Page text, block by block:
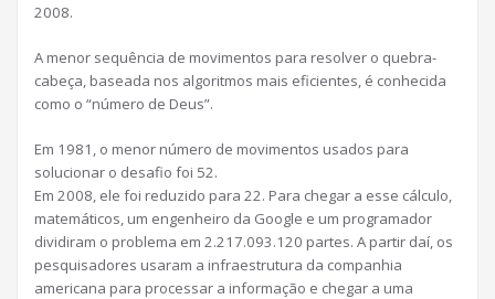
2008.
A menor sequência de movimentos para resolver o quebra-
cabeça, baseada nos algoritmos mais eficientes, é conhecida
como o “número de Deus”.
Em 1981, o menor número de movimentos usados para
solucionar o desafio foi 52.
Em 2008, ele foi reduzido para 22. Para chegar a esse cálculo,
matemáticos, um engenheiro da Google e um programador
dividiram o problema em 2.217.093.120 partes. A partir daí, os
pesquisadores usaram a infraestrutura da companhia
americana para processar a informação e chegar a uma